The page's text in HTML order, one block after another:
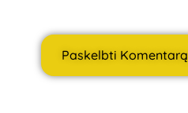
Paskelbti Komentarą